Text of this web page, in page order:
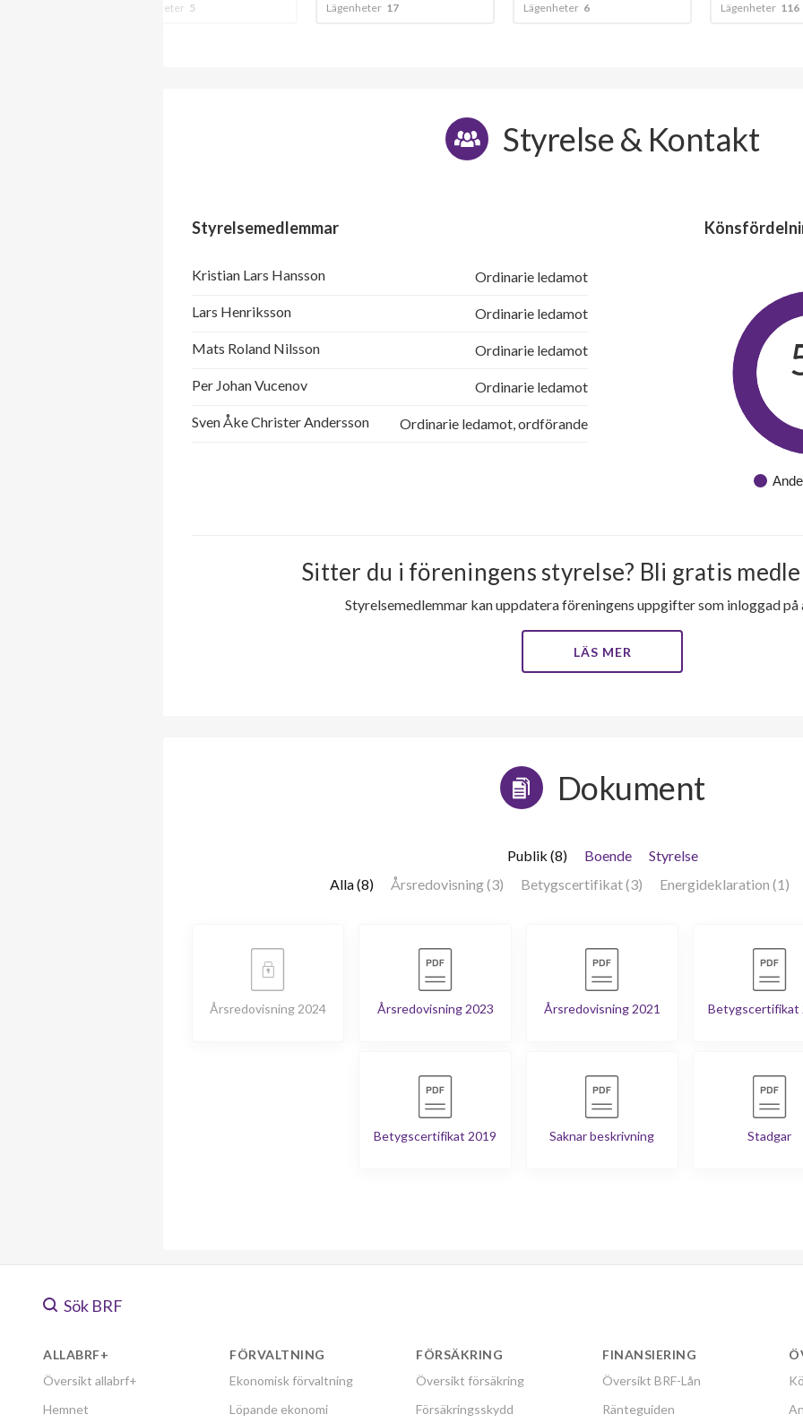
Lägenheter 5
Lägenheter 17
Lägenheter 6
Lägenheter 116
Styrelse & Kontakt
Styrelsemedlemmar
Kristian Lars Hansson Ordinarie ledamot
Lars Henriksson Ordinarie ledamot
Mats Roland Nilsson Ordinarie ledamot
Per Johan Vucenov Ordinarie ledamot
Sven Åke Christer Andersson Ordinarie ledamot, ordförande
Sitter du i föreningens styrelse? Bli gratis
Styrelsemedlemmar kan uppdatera föreningens uppgifter som inloggad på
LÄS MER
Dokument
Publik (8) Boende
Styrelse
Alla (8)
Årsredovisning (3) Betygscertifikat (3) Energideklaration (1)
Årsredovisning 2024 Årsredovisning 2023 Årsredovisning 2021 Betygscertifikat
Betygscertifikat 2019 Saknar beskrivning Stadgar
Sök BRF
ALLABRF+
Översikt allabrf+
Hemnet
FÖRVALTNING
Ekonomisk förvaltning
Löpande ekonomi
FÖRSÄKRING
Översikt försäkring
Försäkringsskydd
FINANSIERING
Översikt BRF-Lån
Ränteguiden